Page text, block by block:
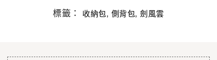
標籤： 收納包, 側背包,劍風雲